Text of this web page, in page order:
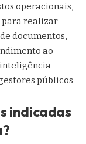
operacionais,
para realizar
documentos,
ao
inteligência
públicos
indicadas